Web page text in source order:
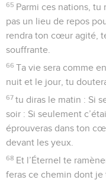
65 Parmi ces nations, tu
pas un lieu de repos
rendra ton cœur agité,
souffrante.
66 Ta vie sera comme
nuit et le jour, tu
67 tu diras le matin : Si
soir : Si seulement
éprouveras dans ton
devant les yeux.
68 Et l’Éternel te
feras ce chemin dont je